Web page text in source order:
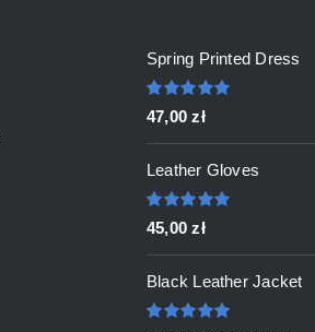
Spring Printed Dress
Oceniono
5.00
47,00zł
Leather Gloves
Oceniono
5.00
45,00zł
Black Leather Jacket